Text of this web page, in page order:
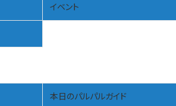
イベント
本日のパルパルガイド